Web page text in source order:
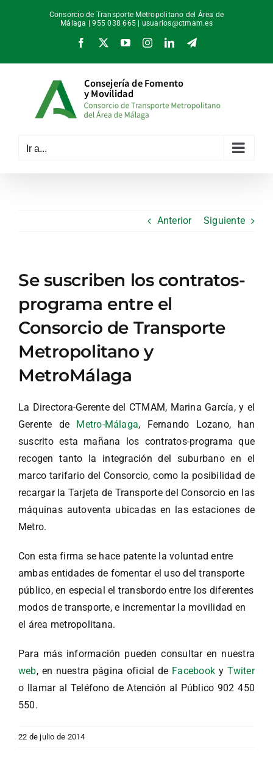
Consorcio de Transporte Metropolitano del Área de
Málaga | 955 038 665 | usuarios@ctmam.es
Facebook
X YouTubeInstagramLinkedInTelegram
Ir a...
Anterior Siguiente
Se suscriben los contratos-
programa entre el
Consorcio de Transporte
Metropolitano y
MetroMálaga
La Directora-Gerente del CTMAM, Marina García, y el
Gerente de Metro-Málaga, Fernando Lozano, han
suscrito esta mañana los contratos-programa que
recogen tanto la integración del suburbano en el
marco tarifario del Consorcio, como la posibilidad de
recargar la Tarjeta de Transporte del Consorcio en las
máquinas autoventa ubicadas en las estaciones de
Metro.
Con esta firma se hace patente la voluntad entre
ambas entidades de fomentar el uso del transporte
público, en especial el transbordo entre los diferentes
modos de transporte, e incrementar la movilidad en
el área metropolitana.
Para más información pueden consultar en nuestra
web, en nuestra página oficial de Facebook y Twiter
o llamar al Teléfono de Atención al Público 902 450
550.
22 de julio de 2014